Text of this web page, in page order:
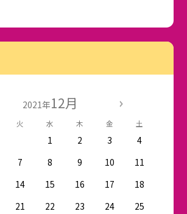
2021年12月
火 水 木 金 土
1 2 3
4
7 8 9 10
11
14 15 16 17
18
21 22 23 24
25